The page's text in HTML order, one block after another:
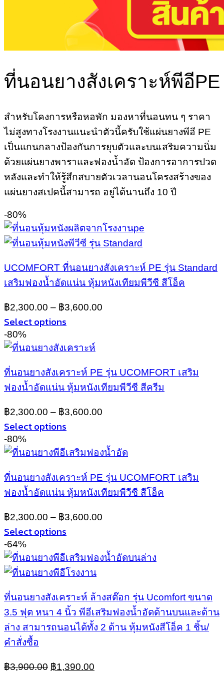
ที่นอนยางสังเคราะห์พีอีPE
สำหรับโคงการหรือหอพัก มองหาที่นอนทน ๆ ราคา
ไม่สูงทางโรงงานแนะนำตัวนี้ครับใช้แผ่นยางพีอี PE
เป็นแกนกลางป้องกันการยุบตัวและบนเสริมความนิ่ม
ด้วยแผ่นยางพาราและฟองน้ำอัด ป้องการอาการปวด
หลังและทำให้รู้สึกสบายตัวเวลานอนโครงสร้างของ
แผ่นยางสเปคนี้สามารถ อยู่ได้นานถึง 10 ปี
-80%
UCOMFORT ที่นอนยางสังเคราะห์ PE รุ่น Standard
เสริมฟองน้ำอัดแน่น หุ้มหนังเทียมพีวีซี สีโอ็ค
฿2,300.00 – ฿3,600.00
Select options
This
product
multiple
variants.
The
may
be
chosen
on
the
page
-80%
ที่นอนยางสังเคราะห์ PE รุ่น UCOMFORT เสริม
ฟองน้ำอัดแน่น หุ้มหนังเทียมพีวีซี สีครีม
฿2,300.00 – ฿3,600.00
Select options
This
product
multiple
variants.
The
may
be
chosen
on
the
product
-80%
ที่นอนยางสังเคราะห์ PE รุ่น UCOMFORT เสริม
ฟองน้ำอัดแน่น หุ้มหนังเทียมพีวีซี สีโอ็ค
฿2,300.00 – ฿3,600.00
Select options
This
product
has
multiple
The
options
may
be
chosen
the
-64%
ที่นอนยางสังเคราะห์ ล้างสต๊อก รุ่น Ucomfort ขนาด
3.5 ฟุต หนา 4 นิ้ว พีอีเสริมฟองน้ำอัดด้านบนและด้าน
ล่าง สามารถนอนได้ทั้ง 2 ด้าน หุ้มหนังสีโอ็ค 1 ชิ้น/
คำสั่งซื้อ
฿3,900.00 Original
฿1,390.00